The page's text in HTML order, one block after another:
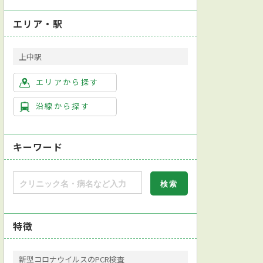
エリア・駅
上中駅
エリアから探す
沿線から探す
キーワード
特徴
新型コロナウイルスのPCR検査